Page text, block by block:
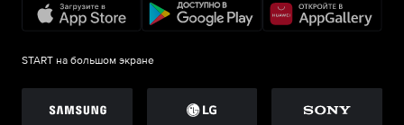
START на большом экране